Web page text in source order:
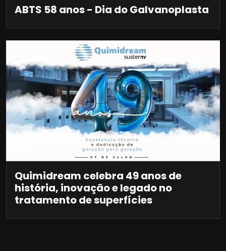
ABTS 58 anos - Dia do Galvanoplasta
Quimidream celebra 49 anos de
história, inovação e legado no
tratamento de superfícies